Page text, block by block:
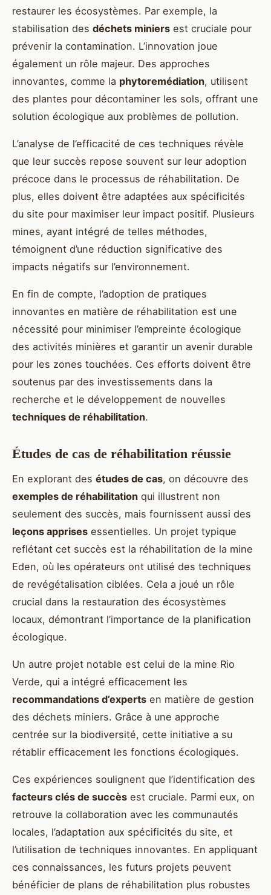
restaurer les écosystèmes. Par exemple, la
stabilisation des déchets miniers est cruciale pour
prévenir la contamination. L’innovation joue
également un rôle majeur. Des approches
innovantes, comme la phytoremédiation, utilisent
des plantes pour décontaminer les sols, offrant une
solution écologique aux problèmes de pollution.
L’analyse de l’efficacité de ces techniques révèle
que leur succès repose souvent sur leur adoption
précoce dans le processus de réhabilitation. De
plus, elles doivent être adaptées aux spécificités
du site pour maximiser leur impact positif. Plusieurs
mines, ayant intégré de telles méthodes,
témoignent d’une réduction significative des
impacts négatifs sur l’environnement.
En fin de compte, l’adoption de pratiques
innovantes en matière de réhabilitation est une
nécessité pour minimiser l’empreinte écologique
des activités minières et garantir un avenir durable
pour les zones touchées. Ces efforts doivent être
soutenus par des investissements dans la
recherche et le développement de nouvelles
techniques de réhabilitation.
Études de cas de réhabilitation réussie
En explorant des études de cas, on découvre des
exemples de réhabilitation qui illustrent non
seulement des succès, mais fournissent aussi des
leçons apprises essentielles. Un projet typique
reflétant cet succès est la réhabilitation de la mine
Eden, où les opérateurs ont utilisé des techniques
de revégétalisation ciblées. Cela a joué un rôle
crucial dans la restauration des écosystèmes
locaux, démontrant l’importance de la planification
écologique.
Un autre projet notable est celui de la mine Rio
Verde, qui a intégré efficacement les
recommandations d’experts en matière de gestion
des déchets miniers. Grâce à une approche
centrée sur la biodiversité, cette initiative a su
rétablir efficacement les fonctions écologiques.
Ces expériences soulignent que l’identification des
facteurs clés de succès est cruciale. Parmi eux, on
retrouve la collaboration avec les communautés
locales, l’adaptation aux spécificités du site, et
l’utilisation de techniques innovantes. En appliquant
ces connaissances, les futurs projets peuvent
bénéficier de plans de réhabilitation plus robustes